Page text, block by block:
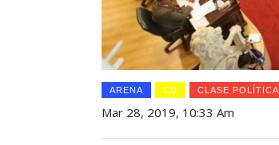
ARENA CD CLASE POLÍTICA
Mar 28, 2019, 10:33 Am